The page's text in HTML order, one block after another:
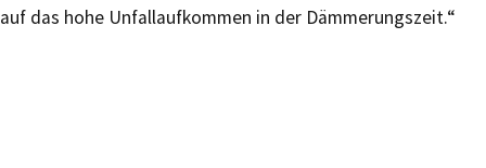
auf das hohe Unfallaufkommen in der Dämmerungszeit.“